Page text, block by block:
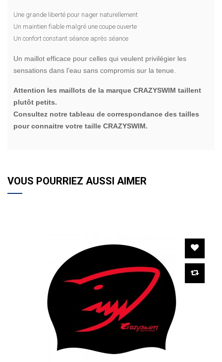
Une grande liberté pour nager naturellement
Un maintien fiable malgré une coupe ouverte
Un confort constant séance après séance
Un maillot efficace pour celles qui veulent privilégier les
sensations dans l’eau sans compromis sur la tenue.
Attention les maillots de la marque CRAZYSWIM taillent
plutôt petits.
Consultez notre tableau de correspondance des tailles
pour connaitre votre taille CRAZYSWIM.
VOUS POURRIEZ AUSSI AIMER